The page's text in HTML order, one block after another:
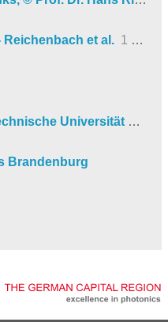
Reichenbach et al. 1 MB
Cottbus-Senftenberg
Brandenburg